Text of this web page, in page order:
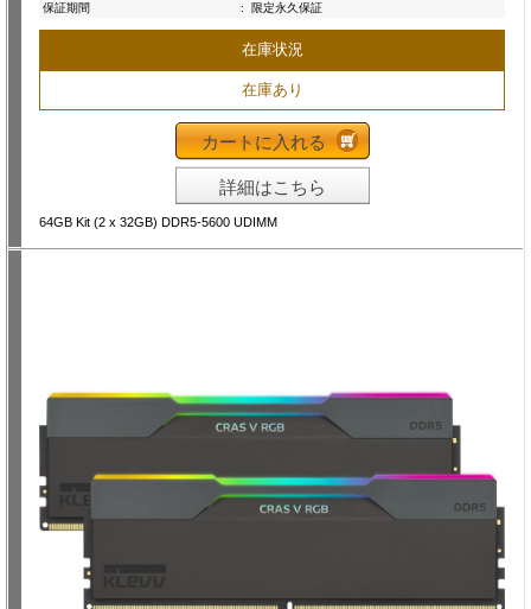
保証期間
: 限定永久保証
在庫状況
在庫あり
カートに入れる
詳細はこちら
64GB Kit (2 x 32GB) DDR5-5600 UDIMM